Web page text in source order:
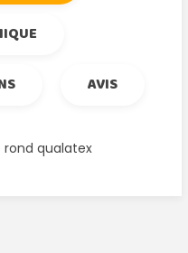
AVIS
qualatex